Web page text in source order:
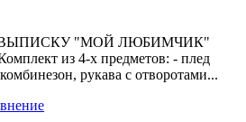
"МОЙ ЛЮБИМЧИК"
из 4-х предметов: - плед
рукава с отворотами...